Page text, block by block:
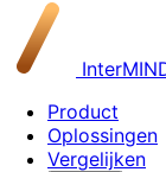
Product
Oplossingen
Vergelijken